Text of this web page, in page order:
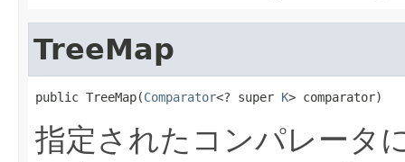
TreeMap
public TreeMap(Comparator<? super K> comparator)
指定されたコンパレータ